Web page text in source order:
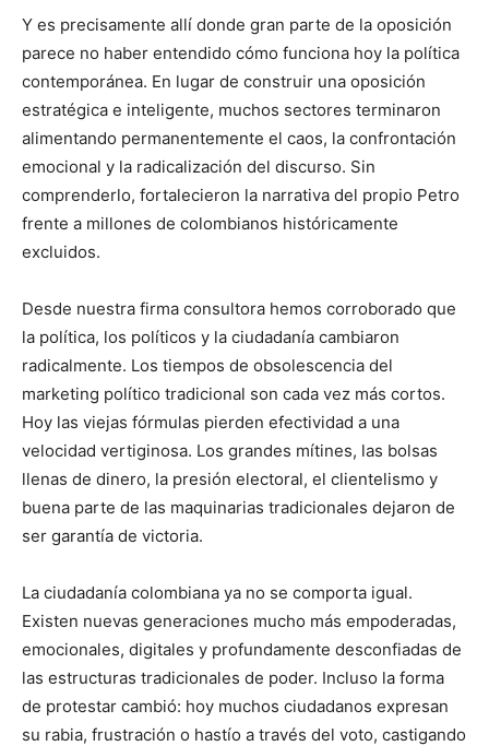
Y es precisamente allí donde gran parte de la oposición
parece no haber entendido cómo funciona hoy la política
contemporánea. En lugar de construir una oposición
estratégica e inteligente, muchos sectores terminaron
alimentando permanentemente el caos, la confrontación
emocional y la radicalización del discurso. Sin
comprenderlo, fortalecieron la narrativa del propio Petro
frente a millones de colombianos históricamente
excluidos.
Desde nuestra firma consultora hemos corroborado que
la política, los políticos y la ciudadanía cambiaron
radicalmente. Los tiempos de obsolescencia del
marketing político tradicional son cada vez más cortos.
Hoy las viejas fórmulas pierden efectividad a una
velocidad vertiginosa. Los grandes mítines, las bolsas
llenas de dinero, la presión electoral, el clientelismo y
buena parte de las maquinarias tradicionales dejaron de
ser garantía de victoria.
La ciudadanía colombiana ya no se comporta igual.
Existen nuevas generaciones mucho más empoderadas,
emocionales, digitales y profundamente desconfiadas de
las estructuras tradicionales de poder. Incluso la forma
de protestar cambió: hoy muchos ciudadanos expresan
su rabia, frustración o hastío a través del voto, castigando